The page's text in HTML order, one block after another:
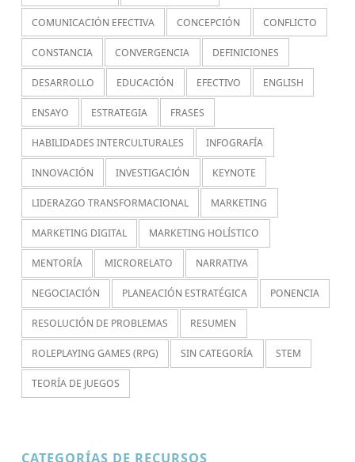
COMUNICACIÓN EFECTIVA CONCEPCIÓN CONFLICTO
CONSTANCIA CONVERGENCIA DEFINICIONES
DESARROLLO EDUCACIÓN EFECTIVO ENGLISH
ENSAYO ESTRATEGIA FRASES
HABILIDADES INTERCULTURALES INFOGRAFÍA
INNOVACIÓN INVESTIGACIÓN KEYNOTE
LIDERAZGO TRANSFORMACIONAL MARKETING
MARKETING DIGITAL MARKETING HOLÍSTICO
MENTORÍA MICRORELATO NARRATIVA
NEGOCIACIÓN PLANEACIÓN ESTRATÉGICA PONENCIA
RESOLUCIÓN DE PROBLEMAS RESUMEN
ROLEPLAYING GAMES (RPG) SIN CATEGORÍA STEM
TEORÍA DE JUEGOS
CATEGORÍAS DE RECURSOS